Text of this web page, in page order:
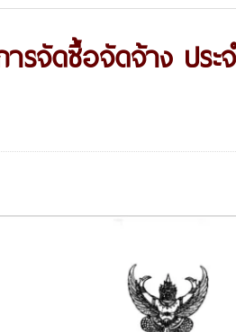
รจัดซื้อจัดจ้าง ประ